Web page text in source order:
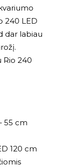
240 LED
dar labiau
Rio 240
55 cm
120 cm